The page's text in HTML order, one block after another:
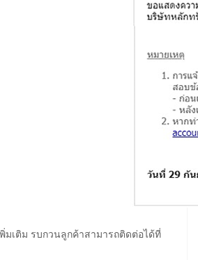
มเติม รบกวนลูกค้าสามารถติดต่อได้ที่